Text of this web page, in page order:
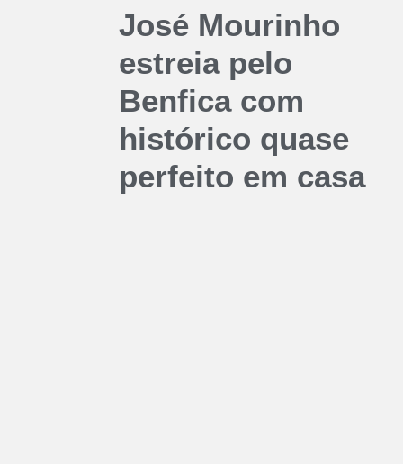
José Mourinho
estreia pelo
Benfica com
histórico quase
perfeito em casa